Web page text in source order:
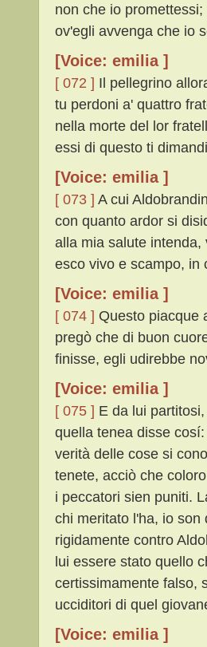
non che io
ov'egli avvenga che io
[Voice: emilia ]
[ 072 ] Il pellegrino
tu perdoni a' quattro
nella morte del lor
essi di questo ti
[Voice: emilia ]
[ 073 ] A cui
con quanto ardor si
alla mia salute
esco vivo e scampo, in
[Voice: emilia ]
[ 074 ] Questo piacque
pregò che di buon
finisse, egli udirebbe
[Voice: emilia ]
[ 075 ] E da lui
quella tenea disse
verità delle cose si
tenete, acciò che
i peccatori sien puniti.
chi meritato l'ha, io
rigidamente contro
lui essere stato quello
certissimamente falso,
ucciditori di quel
[Voice: emilia ]